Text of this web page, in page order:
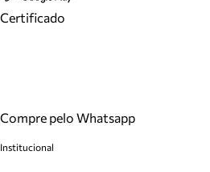
Certificado
Compre pelo Whatsapp
Institucional